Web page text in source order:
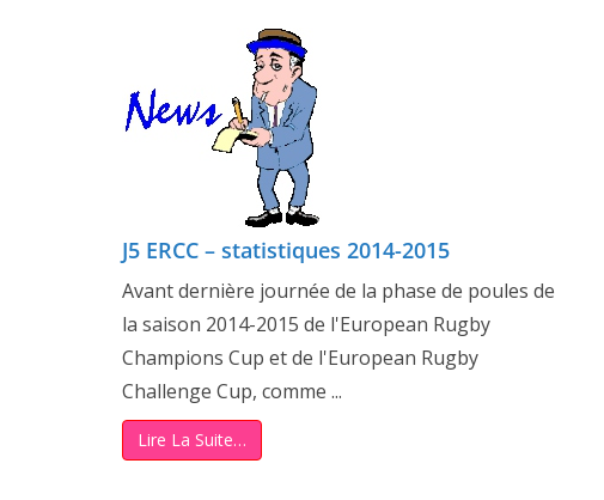
J5 ERCC – statistiques 2014-2015
Avant dernière journée de la phase de poules de
la saison 2014-2015 de l'European Rugby
Champions Cup et de l'European Rugby
Challenge Cup, comme ...
Lire La Suite…